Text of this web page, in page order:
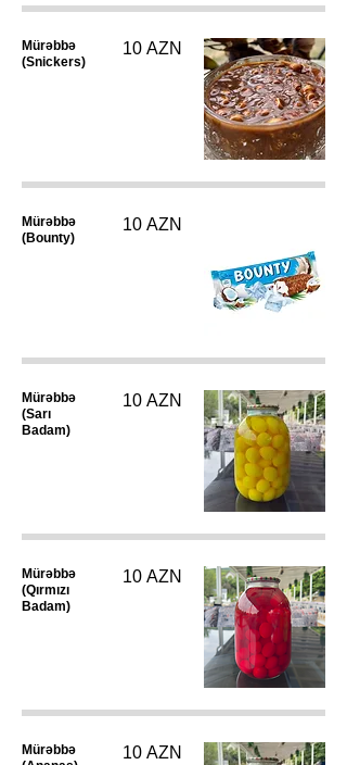
Mürəbbə
(Snickers)
10 AZN
Mürəbbə
(Bounty)
10 AZN
Mürəbbə
(Sarı
Badam)
10 AZN
Mürəbbə
(Qırmızı
Badam)
10 AZN
Mürəbbə
10 AZN